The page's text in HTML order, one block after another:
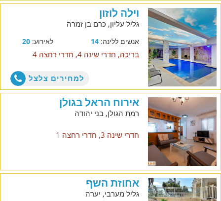
וילה לוזון
גליל עליון, כרם בן זמרה
אנשים ללינה:14 לאירוע:20
בריכה, חדרי שינה 4, חדרי רחצה 4
למחירים צלצל
אירוח הראל בגולן
רמת הגולן, בני יהודה
חדרי שינה 3, חדרי רחצה 1
אחוזת השף
גליל מערבי, יערה